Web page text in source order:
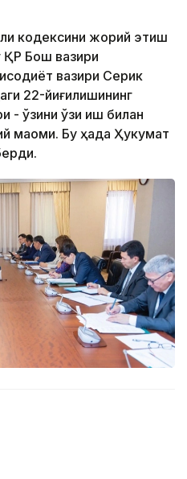
кодексини жорий этиш
ҚР Бош вазири
вазири Серик
22-йиғилишининг
- ўзини ўзи иш билан
мақоми. Бу ҳақда Ҳукумат